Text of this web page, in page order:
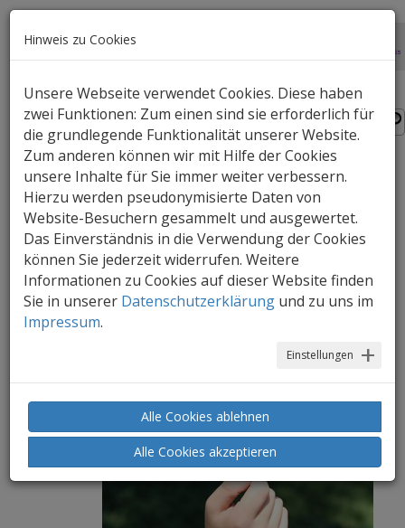
Welttag der Umweltbildung
Am 26. Jänner soll das Thema Umwelt in
den Fokus der pädagogischen Arbeit
gerückt werden. Wir zeigen wie das mit
der Unterstützung durch digitale
Werkzeuge besonders gut gelingen kann.
Hinweis zu Cookies
Unsere Webseite verwendet Cookies. Diese haben
zwei Funktionen: Zum einen sind sie erforderlich für
die grundlegende Funktionalität unserer Website.
Zum anderen können wir mit Hilfe der Cookies
unsere Inhalte für Sie immer weiter verbessern.
Hierzu werden pseudonymisierte Daten von
Website-Besuchern gesammelt und ausgewertet.
Das Einverständnis in die Verwendung der Cookies
können Sie jederzeit widerrufen. Weitere
Informationen zu Cookies auf dieser Website finden
Sie in unserer Datenschutzerklärung und zu uns im
Impressum.
Einstellungen
Alle Cookies ablehnen
Alle Cookies akzeptieren